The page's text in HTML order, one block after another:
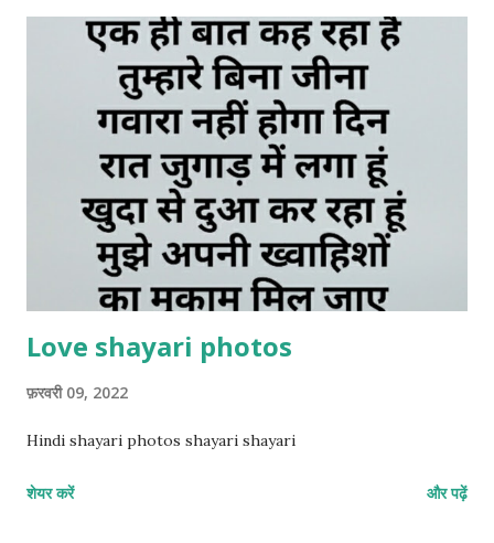
Love shayari photos
फ़रवरी 09, 2022
Hindi shayari photos shayari shayari
शेयर करें और पढ़ें